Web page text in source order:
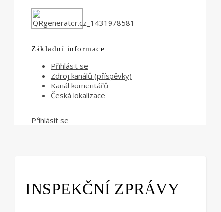
Základní informace
Přihlásit se
Zdroj kanálů (příspěvky)
Kanál komentářů
Česká lokalizace
Přihlásit se
INSPEKČNÍ ZPRÁVY